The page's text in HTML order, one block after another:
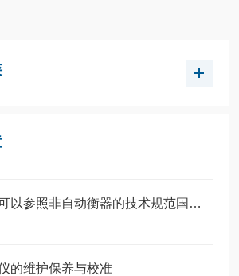
水分快速测定仪可以参照非自动衡器的技术规范国际建仪OIMLR76校准
的维护保养与校准